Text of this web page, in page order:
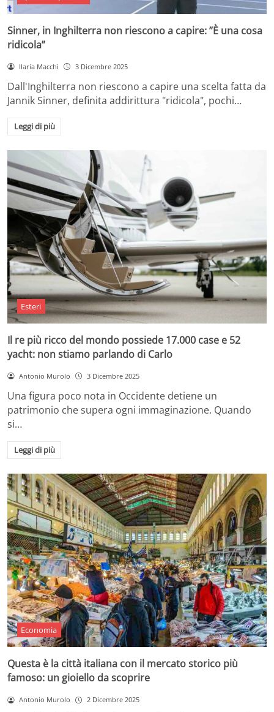
Sinner, in Inghilterra non riescono a capire: ”È una cosa
ridicola”
Ilaria Macchi 3 Dicembre 2025
Dall'Inghilterra non riescono a capire una scelta fatta da
Jannik Sinner, definita addirittura "ridicola", pochi…
Leggi di più
Esteri
Il re più ricco del mondo possiede 17.000 case e 52
yacht: non stiamo parlando di Carlo
Antonio Murolo 3 Dicembre 2025
Una figura poco nota in Occidente detiene un
patrimonio che supera ogni immaginazione. Quando
si…
Leggi di più
Economia
Questa è la città italiana con il mercato storico più
famoso: un gioiello da scoprire
Antonio Murolo 2 Dicembre 2025